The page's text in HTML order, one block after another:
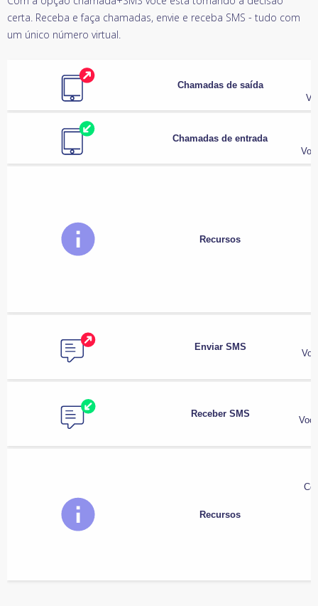
certa. Receba e faça chamadas, envie e receba SMS - tudo com
um único número virtual.
Chamadas de saída
Chamadas de entrada
Recursos
Enviar SMS
Receber SMS
Recursos